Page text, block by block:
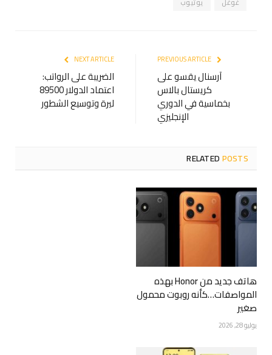
غوغل يوتيوب
آرسنال يقسو على
كريستال بالاس
بخماسية في الدوري
الإنجليزي
NEXT ARTICLE
الضريبة على الرواتب:
اعتماد الدولار 89500
ليرة وتوسيع الشطور
RELATEDPOSTS
هاتف جديد من Honor بهذه
المواصفات…كأنه روبوت محمول
صغير
يوليو 28, 2026